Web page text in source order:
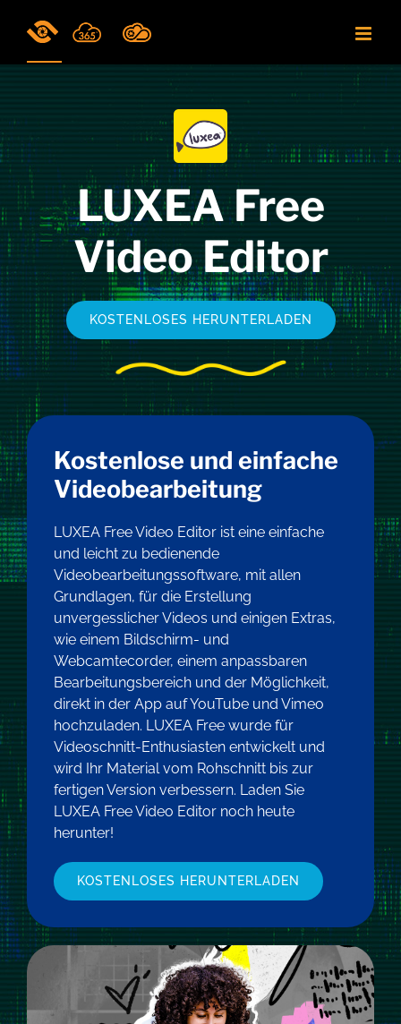
LUXEA Free
Video Editor
KOSTENLOSES HERUNTERLADEN
Kostenlose und einfache
Videobearbeitung
LUXEA Free Video Editor ist eine einfache
und leicht zu bedienende
Videobearbeitungssoftware, mit allen
Grundlagen, für die Erstellung
unvergesslicher Videos und einigen Extras,
wie einem Bildschirm- und
Webcamtecorder, einem anpassbaren
Bearbeitungsbereich und der Möglichkeit,
direkt in der App auf YouTube und Vimeo
hochzuladen. LUXEA Free wurde für
Videoschnitt-Enthusiasten entwickelt und
wird Ihr Material vom Rohschnitt bis zur
fertigen Version verbessern. Laden Sie
LUXEA Free Video Editor noch heute
herunter!
KOSTENLOSES HERUNTERLADEN